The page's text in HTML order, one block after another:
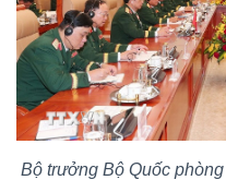
Bộ trưởng Bộ Quốc